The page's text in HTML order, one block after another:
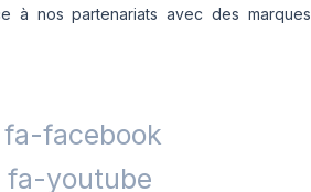
à nos partenariats avec des marques
facebook
fa-youtube